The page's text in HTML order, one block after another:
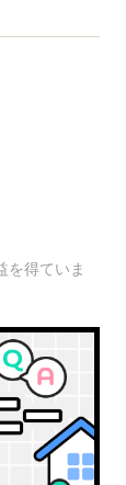
を得ていま